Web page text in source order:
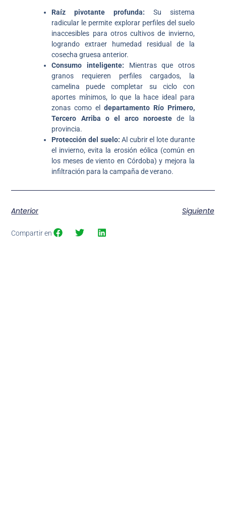
Raíz pivotante profunda: Su sistema
radicular le permite explorar perfiles del suelo
inaccesibles para otros cultivos de invierno,
logrando extraer humedad residual de la
cosecha gruesa anterior.
Consumo inteligente: Mientras que otros
granos requieren perfiles cargados, la
camelina puede completar su ciclo con
aportes mínimos, lo que la hace ideal para
zonas como el departamento Río Primero,
Tercero Arriba o el arco noroeste de la
provincia.
Protección del suelo: Al cubrir el lote durante
el invierno, evita la erosión eólica (común en
los meses de viento en Córdoba) y mejora la
infiltración para la campaña de verano.
Anterior Siguiente
Compartir en